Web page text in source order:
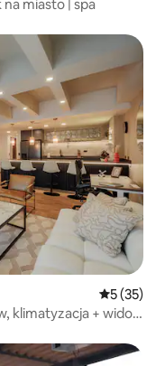
miasto | spa
Średnia
5 (35)
klimatyzacja + widoki